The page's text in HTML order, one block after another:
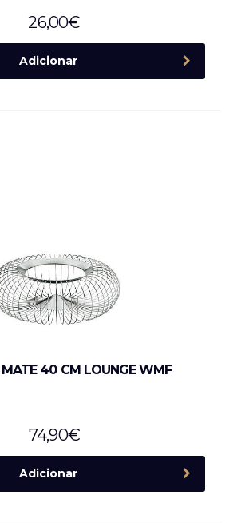
26,00€
Adicionar
MATE 40 CM LOUNGE WMF
74,90€
Adicionar